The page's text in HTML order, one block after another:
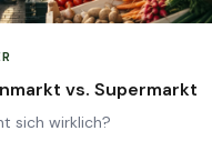
vs. Supermarkt
sich wirklich?